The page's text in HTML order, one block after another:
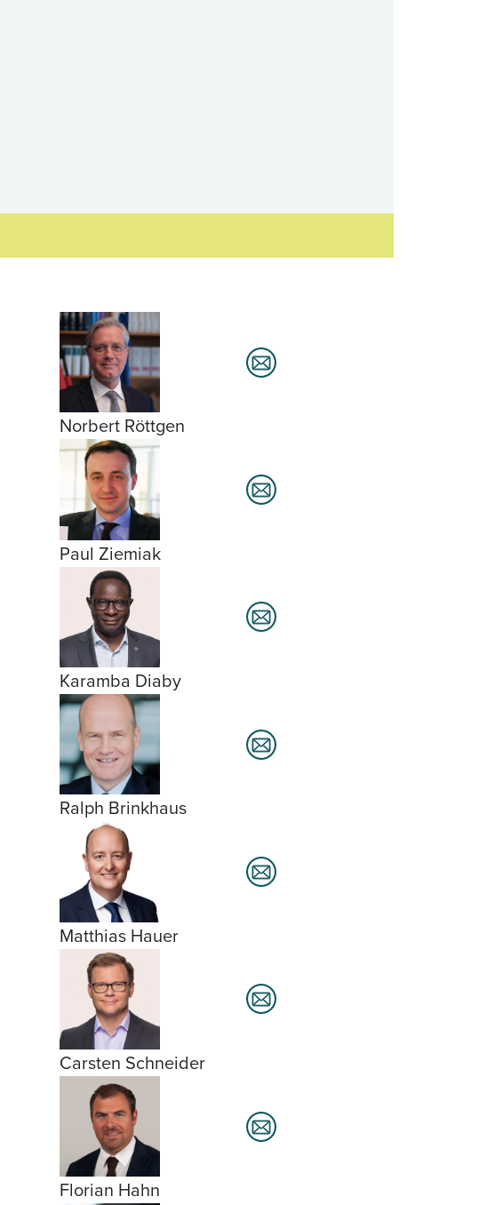
Norbert Röttgen
Paul Ziemiak
Karamba Diaby
Ralph Brinkhaus
Matthias Hauer
Carsten Schneider
Florian Hahn